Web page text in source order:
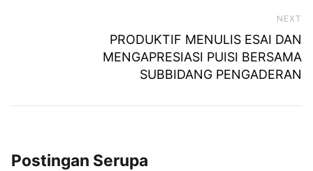
NEXT
PRODUKTIF MENULIS ESAI DAN
MENGAPRESIASI PUISI BERSAMA
SUBBIDANG PENGADERAN
Postingan Serupa